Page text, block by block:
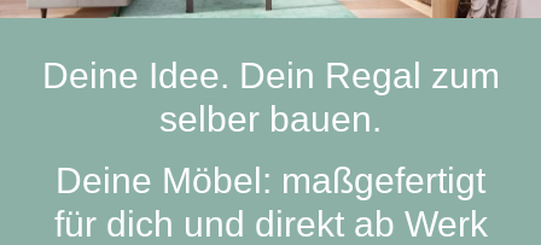
Schuhschrank
Hängeschrank
Hängeboard
TV-Möbel
Sideboard
Massivholz
Badregal
SpiegelschrankPolstermöbel
Sofa
Sessel
Hocker
Selection
Outdoorküche
der
Deine Idee. Dein Regal zum
selber bauen.
Deine Möbel: maßgefertigt
für dich und direkt ab Werk
Kommoden